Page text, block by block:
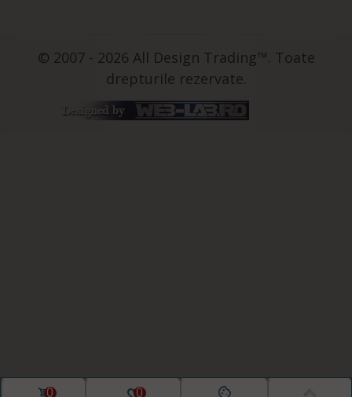
© 2007 - 2026 All Design Trading™. Toate
drepturile rezervate.
0 0